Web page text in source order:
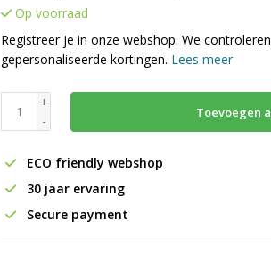
Op voorraad
Registreer je in onze webshop. We
gepersonaliseerde kortingen. Lees meer
+
-
Toevoegen
ECO friendly webshop
30 jaar ervaring
Secure payment